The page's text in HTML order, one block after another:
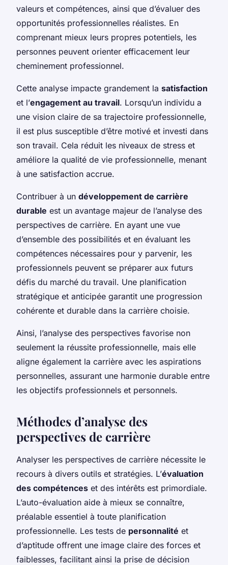
valeurs et compétences, ainsi que d’évaluer des
opportunités professionnelles réalistes. En
comprenant mieux leurs propres potentiels, les
personnes peuvent orienter efficacement leur
cheminement professionnel.
Cette analyse impacte grandement la satisfaction
et l’engagement au travail. Lorsqu’un individu a
une vision claire de sa trajectoire professionnelle,
il est plus susceptible d’être motivé et investi dans
son travail. Cela réduit les niveaux de stress et
améliore la qualité de vie professionnelle, menant
à une satisfaction accrue.
Contribuer à un développement de carrière
durable est un avantage majeur de l’analyse des
perspectives de carrière. En ayant une vue
d’ensemble des possibilités et en évaluant les
compétences nécessaires pour y parvenir, les
professionnels peuvent se préparer aux futurs
défis du marché du travail. Une planification
stratégique et anticipée garantit une progression
cohérente et durable dans la carrière choisie.
Ainsi, l’analyse des perspectives favorise non
seulement la réussite professionnelle, mais elle
aligne également la carrière avec les aspirations
personnelles, assurant une harmonie durable entre
les objectifs professionnels et personnels.
Méthodes d’analyse des
perspectives de carrière
Analyser les perspectives de carrière nécessite le
recours à divers outils et stratégies. L’évaluation
des compétences et des intérêts est primordiale.
L’auto-évaluation aide à mieux se connaître,
préalable essentiel à toute planification
professionnelle. Les tests de personnalité et
d’aptitude offrent une image claire des forces et
faiblesses, facilitant ainsi la prise de décision